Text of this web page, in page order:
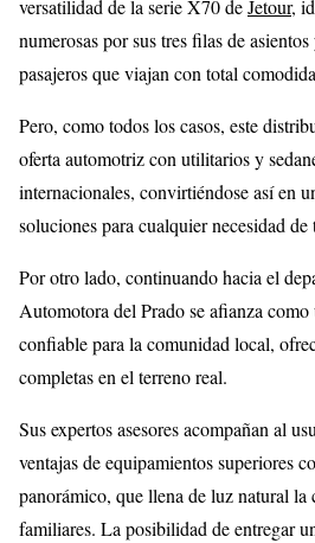
versatilidad de la serie X70 deJetour,
numerosas por sus tres filas de
pasajeros que viajan con total
Pero, como todos los casos, este
oferta automotriz con utilitarios y
internacionales, convirtiéndose así en
soluciones para cualquier necesidad de
Por otro lado, continuando hacia el
Automotora del Prado se afianza
confiable para la comunidad local,
completas en el terreno real.
Sus expertos asesores acompañan al
ventajas de equipamientos superiores
panorámico, que llena de luz natural la
familiares. La posibilidad de entregar